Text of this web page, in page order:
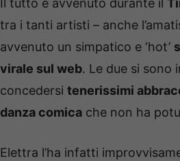
tra i tanti artisti – anche
avvenuto un simpatico e ‘hot’
virale sul web. Le due si sono
concedersi tenerissimi
danza comica che non ha
Elettra l’ha infatti